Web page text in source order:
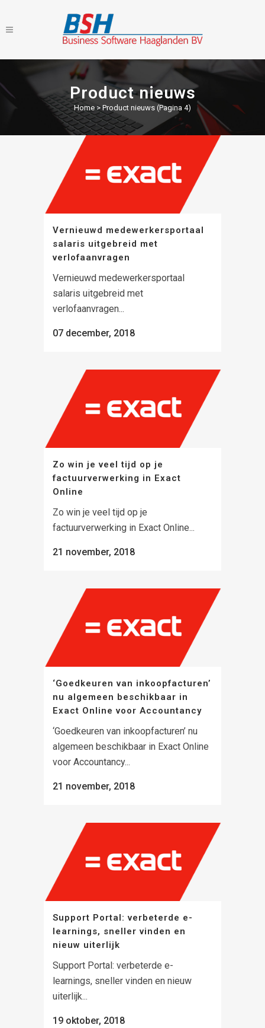
Product nieuws
Home> Product nieuws (Pagina 4)
Vernieuwd medewerkersportaal
salaris uitgebreid met
verlofaanvragen
Vernieuwd medewerkersportaal
salaris uitgebreid met
verlofaanvragen...
07 december, 2018
Zo win je veel tijd op je
factuurverwerking in Exact
Online
Zo win je veel tijd op je
factuurverwerking in Exact Online...
21 november, 2018
‘Goedkeuren van inkoopfacturen’
nu algemeen beschikbaar in
Exact Online voor Accountancy
‘Goedkeuren van inkoopfacturen’ nu
algemeen beschikbaar in Exact Online
voor Accountancy...
21 november, 2018
Support Portal: verbeterde e-
learnings, sneller vinden en
nieuw uiterlijk
Support Portal: verbeterde e-
learnings, sneller vinden en nieuw
uiterlijk...
19 oktober, 2018